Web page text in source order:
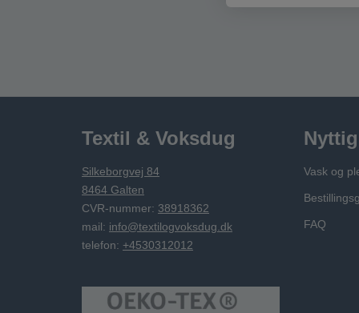
Textil & Voksdug
Silkeborgvej 84
8464 Galten
CVR-nummer: 38918362
mail: info@textilogvoksdug.dk
telefon: +4530312012
Vask og
FAQ